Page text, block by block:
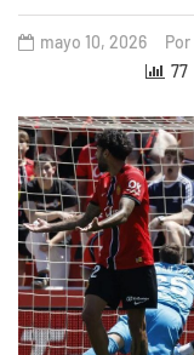
mayo 10, 2026 Por
77